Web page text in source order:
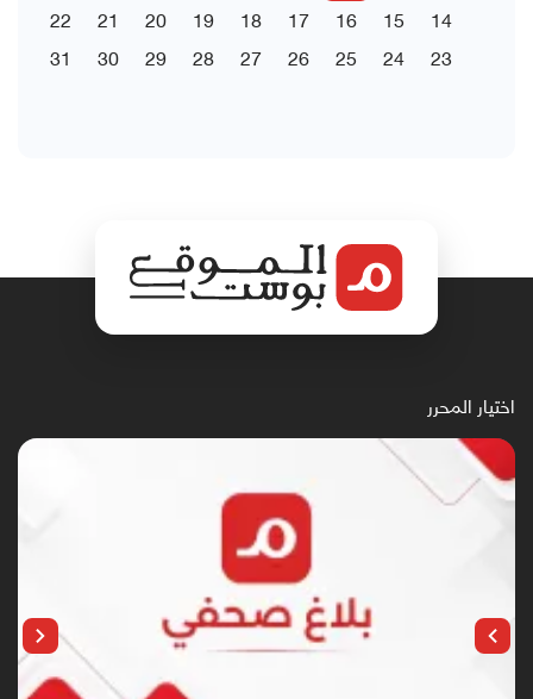
14
15
16
17
18
19
20
21
22
23
24
25
26
27
28
29
30
31
اختيار المحرر